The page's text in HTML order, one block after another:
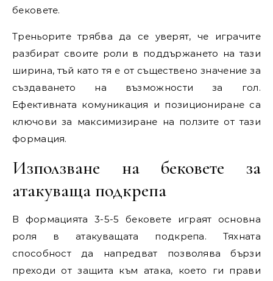
бековете.
Треньорите трябва да се уверят, че играчите
разбират своите роли в поддържането на тази
ширина, тъй като тя е от съществено значение за
създаването на възможности за гол.
Ефективната комуникация и позициониране са
ключови за максимизиране на ползите от тази
формация.
Използване на бековете за
атакуваща подкрепа
В формацията 3-5-5 бековете играят основна
роля в атакуващата подкрепа. Тяхната
способност да напредват позволява бързи
преходи от защита към атака, което ги прави